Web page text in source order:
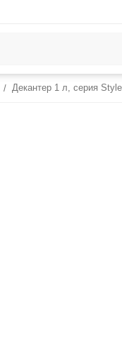
/ Декантер 1 л, серия